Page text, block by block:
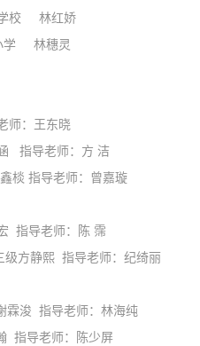
校 林红娇
林穗灵
：王东晓
指导老师：方 洁
指导老师：曾嘉璇
导老师：陈 霈
方静熙 指导老师：纪绮丽
浚 指导老师：林海纯
导老师：陈少屏